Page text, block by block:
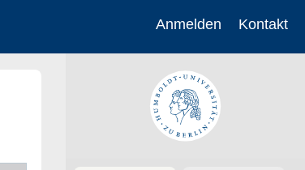
Anmelden Kontakt